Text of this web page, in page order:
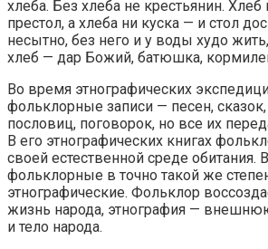
хлеба. Без хлеба не крестьянин. Хлеб
престол, а хлеба ни куска — и стол
несытно, без него и у воды худо
хлеб — дар Божий, батюшка,
Во время этнографических
фольклорные записи — песен,
пословиц, поговорок, но все их
В его этнографических книгах
своей естественной среде обитания.
фольклорные в точно такой же
этнографические. Фольклор
жизнь народа, этнография —
и тело народа.